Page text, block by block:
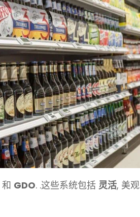
和 GDO. .这些系统包括 灵活, 美